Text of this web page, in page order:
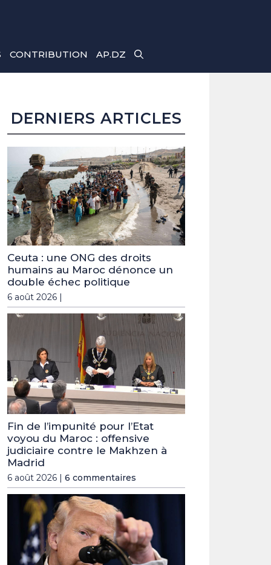
CONTRIBUTION AP.DZ
DERNIERS ARTICLES
Ceuta : une ONG des droits
humains au Maroc dénonce un
double échec politique
6 août 2026 |
Fin de l’impunité pour l’Etat
voyou du Maroc : offensive
judiciaire contre le Makhzen à
Madrid
6 août 2026 | 6 commentaires